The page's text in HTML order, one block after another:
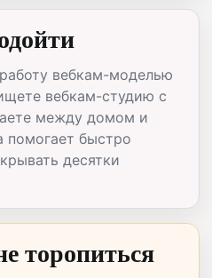
вебкам-моделью
вебкам-студию с
между домом и
помогает быстро
десятки
торопиться